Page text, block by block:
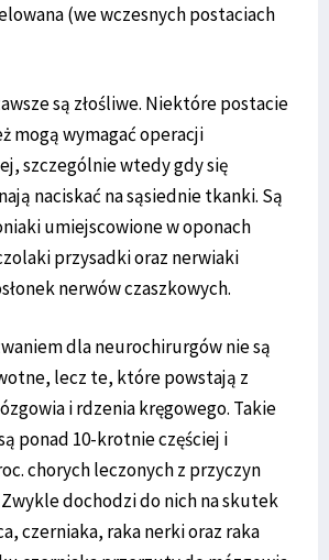
(we wczesnych postaciach
są złośliwe. Niektóre postacie
mogą wymagać operacji
szczególnie wtedy gdy się
naciskać na sąsiednie tkanki. Są
umiejscowione w oponach
przysadki oraz nerwiaki
nerwów czaszkowych.
dla neurochirurgów nie są
lecz te, które powstają z
i rdzenia kręgowego. Takie
ponad 10-krotnie częściej i
chorych leczonych z przyczyn
dochodzi do nich na skutek
czerniaka, raka nerki oraz raka